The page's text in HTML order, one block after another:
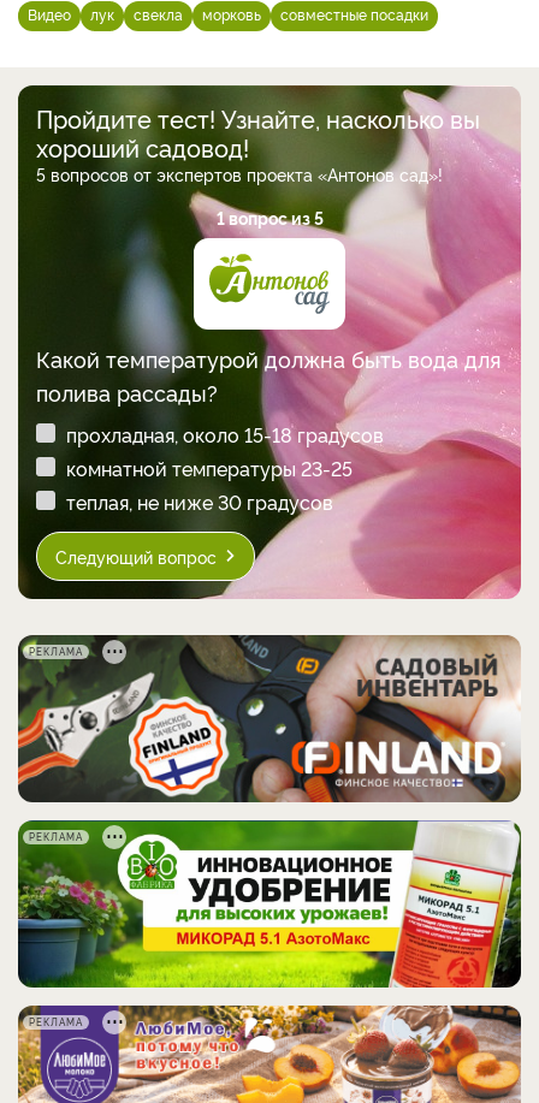
Видео лук свекла морковь совместные посадки
Пройдите тест! Узнайте, насколько вы
хороший садовод!
5 вопросов от экспертов проекта «Антонов сад»!
1 вопрос из 5
Какой температурой должна быть вода для
полива рассады?
прохладная, около 15-18 градусов
комнатной температуры 23-25
теплая, не ниже 30 градусов
Следующий вопрос
РЕКЛАМА
РЕКЛАМА
РЕКЛАМА